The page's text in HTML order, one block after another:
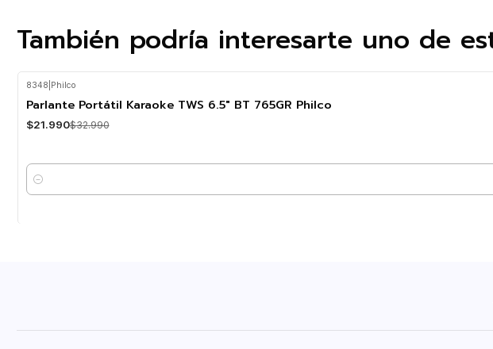
También podría interesarte uno de
-33% OFF
8348 Philco
Parlante Portátil Karaoke TWS 6.5" BT 765GR Philco
$21.990$32.990
Cantidad